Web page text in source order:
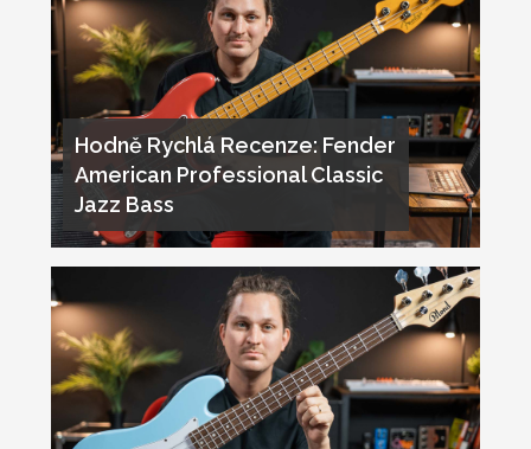
Hodně Rychlá Recenze: Fender
American Professional Classic
Jazz Bass